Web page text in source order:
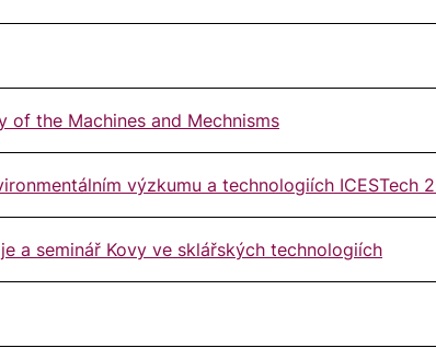
of the Machines and Mechnisms
výzkumu a technologiích ICESTech
a seminář Kovy ve sklářských technologiích